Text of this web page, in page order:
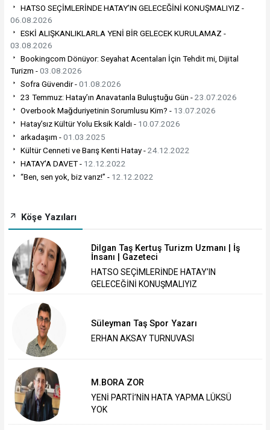
HATSO SEÇİMLERİNDE HATAY’IN GELECEĞİNİ KONUŞMALIYIZ -
06.08.2026
ESKİ ALIŞKANLIKLARLA YENİ BİR GELECEK KURULAMAZ -
03.08.2026
Bookingcom Dönüyor: Seyahat Acentaları İçin Tehdit mi, Dijital
Turizm -03.08.2026
Sofra Güvendir -01.08.2026
23 Temmuz: Hatay’ın Anavatanla Buluştuğu Gün -23.07.2026
Overbook Mağduriyetinin Sorumlusu Kim? - 13.07.2026
Hatay’sız Kültür Yolu Eksik Kaldı - 10.07.2026
arkadaşım -01.03.2025
Kültür Cenneti ve Barış Kenti Hatay -24.12.2022
HATAY'A DAVET - 12.12.2022
“Ben, sen yok, biz varız!” - 12.12.2022
Köşe Yazıları
Dilgan Taş Kertuş Turizm Uzmanı | İş
İnsanı | Gazeteci
HATSO SEÇİMLERİNDE HATAY’IN
GELECEĞİNİ KONUŞMALIYIZ
Süleyman Taş Spor Yazarı
ERHAN AKSAY TURNUVASI
M.BORA ZOR
YENİ PARTİ’NİN HATA YAPMA LÜKSÜ
YOK